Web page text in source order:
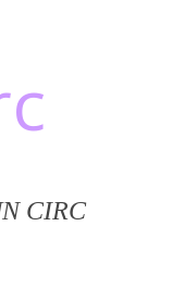
CIRC